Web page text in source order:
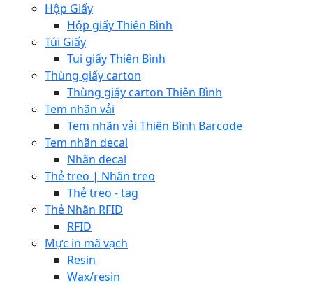
Hộp Giấy
Hộp giấy Thiên Bình
Túi Giấy
Tui giấy Thiên Bình
Thùng giấy carton
Thùng giấy carton Thiên Bình
Tem nhãn vải
Tem nhãn vải Thiên Bình Barcode
Tem nhãn decal
Nhãn decal
Thẻ treo | Nhãn treo
Thẻ treo - tag
Thẻ Nhãn RFID
RFID
Mực in mã vạch
Resin
Wax/resin